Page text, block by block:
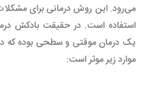
می‌رود. این روش درمانی برای
استفاده است. در حقیقت بادکش
یک درمان موقتی و سطحی بوده که
موارد زیر موثر است: